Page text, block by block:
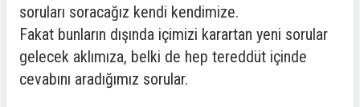
soruları soracağız kendi kendimize.
Fakat bunların dışında içimizi karartan yeni sorular
gelecek aklımıza, belki de hep tereddüt içinde
cevabını aradığımız sorular.